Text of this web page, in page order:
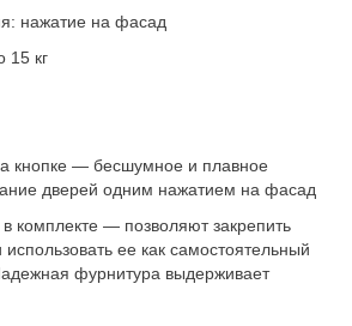
нажатие на фасад
15 кг
кнопке — бесшумное и плавное
дверей одним нажатием на фасад
в комплекте — позволяют закрепить
ее как самостоятельный
фурнитура выдерживает